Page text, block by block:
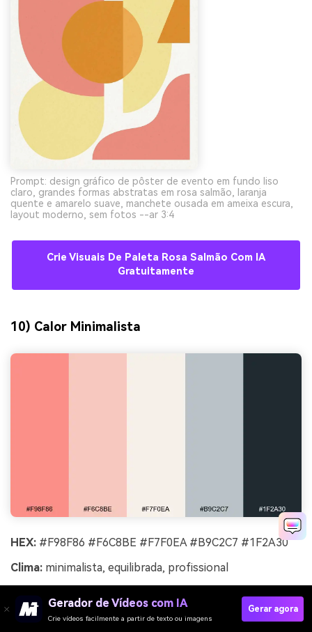
Prompt: design gráfico de pôster de evento em fundo liso
claro, grandes formas abstratas em rosa salmão, laranja
quente e amarelo suave, manchete ousada em ameixa escura,
layout moderno, sem fotos --ar 3:4
Crie Visuais De Paleta Rosa Salmão Com IA
Gratuitamente
10) Calor Minimalista
HEX: #F98F86 #F6C8BE #F7F0EA #B9C2C7 #1F2A30
Clima: minimalista, equilibrada, profissional
apresentação, sites corporativos modernos
Gerador de Vídeos com IA
Crie vídeos facilmente a partir de texto ou imagens
Gerar agora